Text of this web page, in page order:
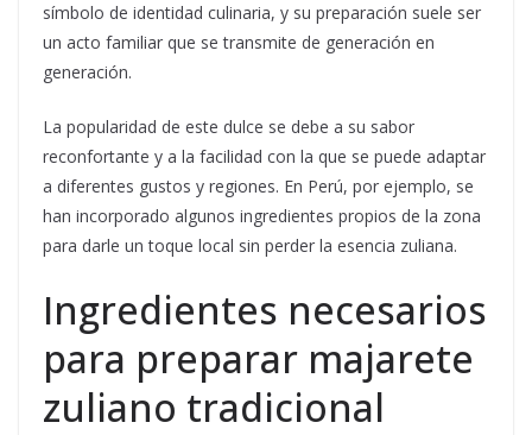
símbolo de identidad culinaria, y su preparación suele ser
un acto familiar que se transmite de generación en
generación.
La popularidad de este dulce se debe a su sabor
reconfortante y a la facilidad con la que se puede adaptar
a diferentes gustos y regiones. En Perú, por ejemplo, se
han incorporado algunos ingredientes propios de la zona
para darle un toque local sin perder la esencia zuliana.
Ingredientes necesarios
para preparar majarete
zuliano tradicional